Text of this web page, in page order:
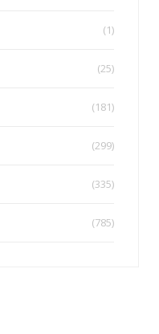
(1)
(25)
(181)
(299)
(335)
(785)